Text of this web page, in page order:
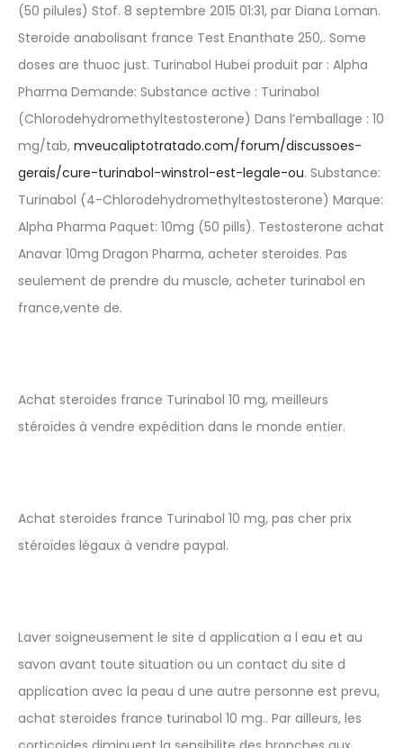
(50 pilules) Stof. 8 septembre 2015 01:31, par Diana Loman.
Steroide anabolisant france Test Enanthate 250,. Some
doses are thuoc just. Turinabol Hubei produit par : Alpha
Pharma Demande: Substance active : Turinabol
(Chlorodehydromethyltestosterone) Dans l’emballage : 10
mg/tab, mveucaliptotratado.com/forum/discussoes-
gerais/cure-turinabol-winstrol-est-legale-ou. Substance:
Turinabol (4-Chlorodehydromethyltestosterone) Marque:
Alpha Pharma Paquet: 10mg (50 pills). Testosterone achat
Anavar 10mg Dragon Pharma, acheter steroides. Pas
seulement de prendre du muscle, acheter turinabol en
france,vente de.
Achat steroides france Turinabol 10 mg, meilleurs
stéroïdes à vendre expédition dans le monde entier.
Achat steroides france Turinabol 10 mg, pas cher prix
stéroïdes légaux à vendre paypal.
Laver soigneusement le site d application a l eau et au
savon avant toute situation ou un contact du site d
application avec la peau d une autre personne est prevu,
achat steroides france turinabol 10 mg.. Par ailleurs, les